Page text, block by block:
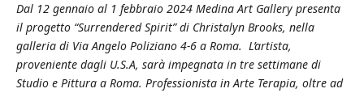
Dal 12 gennaio al 1 febbraio 2024 Medina Art Gallery presenta
il progetto “Surrendered Spirit” di Christalyn Brooks, nella
galleria di Via Angelo Poliziano 4-6 a Roma. L’artista,
proveniente dagli U.S.A, sarà impegnata in tre settimane di
Studio e Pittura a Roma. Professionista in Arte Terapia, oltre ad